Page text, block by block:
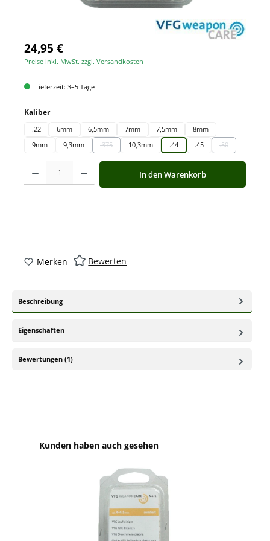
24,95 €
Preise inkl. MwSt. zzgl. Versandkosten
Lieferzeit: 3–5 Tage
Kaliberauswählen
.22 6mm 6,5mm 7mm 7,5mm
8mm
9mm
9,3mm .375
(Diese Option ist zurzeit nicht verfügbar.)
10,3mm .44 .45 .50
(Diese Option
Produkt Anzahl: Gib den gewünschten Wert ein oder benutze die
In den Warenkorb
Merken Bewerten
Beschreibung
Eigenschaften
Bewertungen (1)
Produktgalerie überspringen
Kunden haben auch gesehen